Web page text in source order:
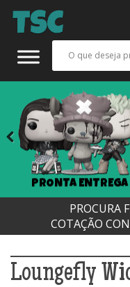
PRONTA ENTREGA
PROCURA
COTAÇÃO
Loungefly